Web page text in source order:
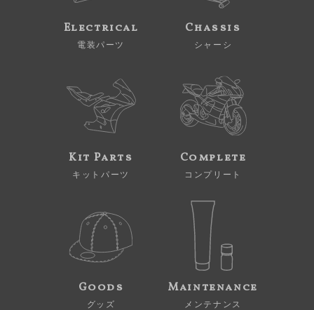
Electrical
電装パーツ
Chassis
シャーシ
Kit Parts
キットパーツ
Complete
コンプリート
Goods
グッズ
Maintenance
メンテナンス